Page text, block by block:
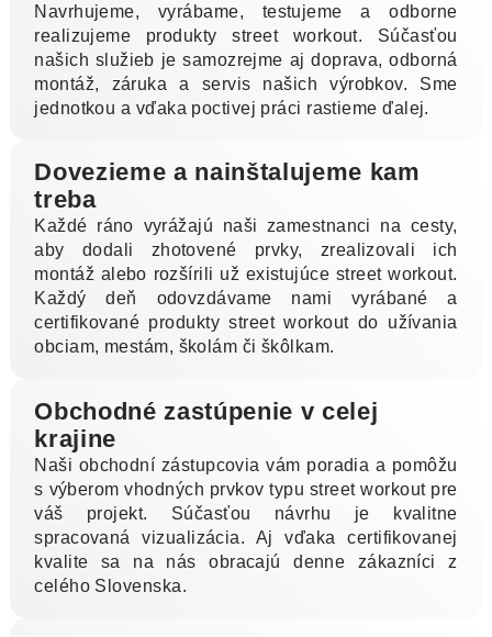
Navrhujeme, vyrábame, testujeme a odborne
realizujeme produkty street workout. Súčasťou
našich služieb je samozrejme aj doprava, odborná
montáž, záruka a servis našich výrobkov. Sme
jednotkou a vďaka poctivej práci rastieme ďalej.
Dovezieme a nainštalujeme kam
treba
Každé ráno vyrážajú naši zamestnanci na cesty,
aby dodali zhotovené prvky, zrealizovali ich
montáž alebo rozšírili už existujúce street workout.
Každý deň odovzdávame nami vyrábané a
certifikované produkty street workout do užívania
obciam, mestám, školám či škôlkam.
Obchodné zastúpenie v celej
krajine
Naši obchodní zástupcovia vám poradia a pomôžu
s výberom vhodných prvkov typu street workout pre
váš projekt. Súčasťou návrhu je kvalitne
spracovaná vizualizácia. Aj vďaka certifikovanej
kvalite sa na nás obracajú denne zákazníci z
celého Slovenska.